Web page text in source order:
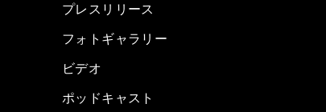
プレスリリース
フォトギャラリー
ビデオ
ポッドキャスト